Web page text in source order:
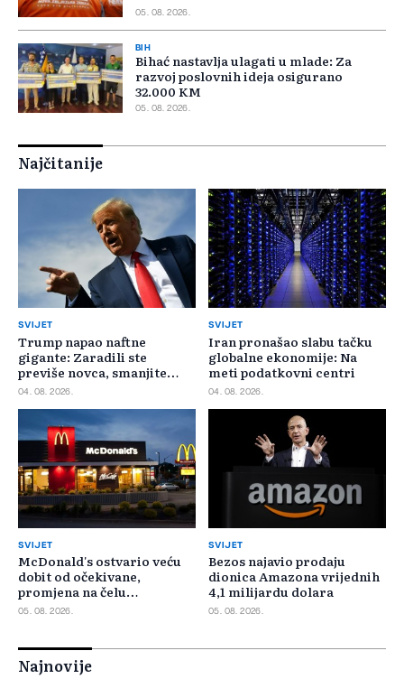
05. 08. 2026.
BIH
Bihać nastavlja ulagati u mlade: Za
razvoj poslovnih ideja osigurano
32.000 KM
05. 08. 2026.
Najčitanije
SVIJET
Trump napao naftne
gigante: Zaradili ste
previše novca, smanjite
cijene
04. 08. 2026.
SVIJET
Iran pronašao slabu tačku
globalne ekonomije: Na
meti podatkovni centri
04. 08. 2026.
SVIJET
McDonald's ostvario veću
dobit od očekivane,
promjena na čelu
poslovanja u SAD-u
05. 08. 2026.
SVIJET
Bezos najavio prodaju
dionica Amazona vrijednih
4,1 milijardu dolara
05. 08. 2026.
Najnovije